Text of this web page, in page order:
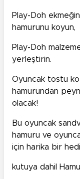
Play-Doh
hamurunu koyun,
Play-Doh
yerleştirin.
Oyuncak tostu
hamurundan
olacak!
Bu oyuncak
hamuru ve
için harika bir
kutuya dahil